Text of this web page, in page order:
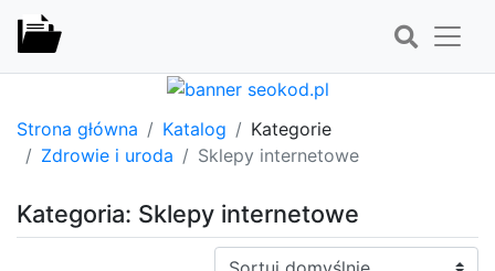
Strona główna Katalog
Kategorie
Zdrowie i uroda
Sklepy internetowe
Kategoria: Sklepy internetowe
Sortuj: